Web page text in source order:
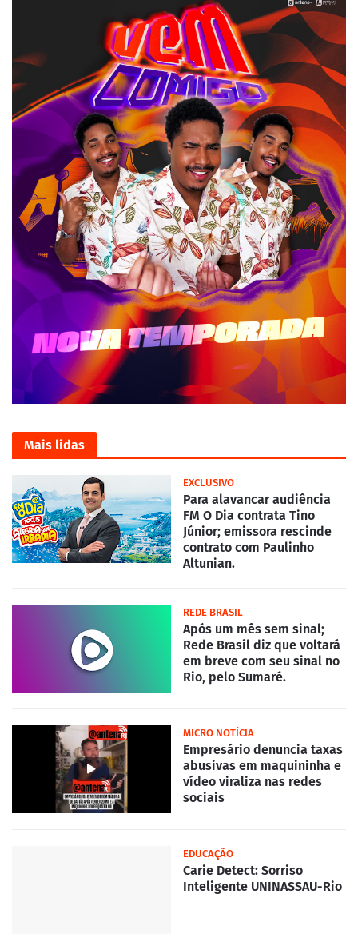
Mais lidas
EXCLUSIVO
Para alavancar audiência
FM O Dia contrata Tino
Júnior; emissora rescinde
contrato com Paulinho
Altunian.
REDE BRASIL
Após um mês sem sinal;
Rede Brasil diz que voltará
em breve com seu sinal no
Rio, pelo Sumaré.
MICRO NOTÍCIA
Empresário denuncia taxas
abusivas em maquininha e
vídeo viraliza nas redes
sociais
EDUCAÇÃO
Carie Detect: Sorriso
Inteligente UNINASSAU-Rio